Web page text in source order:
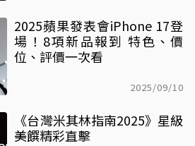
2025蘋果發表會iPhone 17登
場！8項新品報到 特色、價
位、評價一次看
2025/09/10
《台灣米其林指南2025》星級
美饌精彩直擊